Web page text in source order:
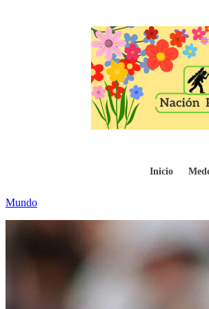
Inicio
Chile tiene nuevo
Mundo